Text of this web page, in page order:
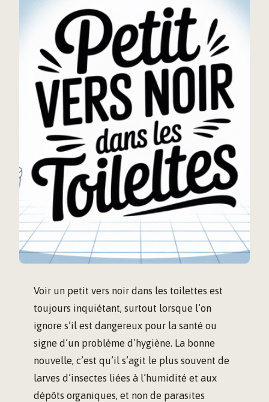
Voir un petit vers noir dans les toilettes est
toujours inquiétant, surtout lorsque l’on
ignore s’il est dangereux pour la santé ou
signe d’un problème d’hygiène. La bonne
nouvelle, c’est qu’il s’agit le plus souvent de
larves d’insectes liées à l’humidité et aux
dépôts organiques, et non de parasites